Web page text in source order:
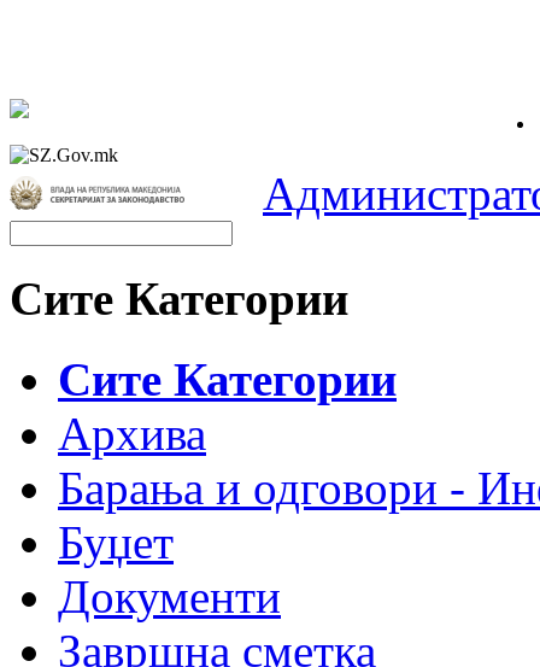
Сите Категории
Сите Категории
Архива
Барања и одговори -
Буџет
Документи
Завршна сметка